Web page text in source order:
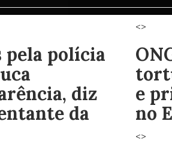
pela polícia
diz
da
<>
e
no
<>